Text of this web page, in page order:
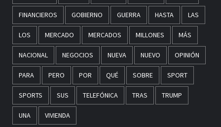
FINANCIEROS GOBIERNO GUERRA HASTA LAS
LOS MERCADO MERCADOS MILLONES MÁS
NACIONAL NEGOCIOS NUEVA NUEVO OPINIÓN
PARA PERO POR QUÉ SOBRE SPORT
SPORTS SUS TELEFÓNICA TRAS TRUMP
UNA VIVIENDA